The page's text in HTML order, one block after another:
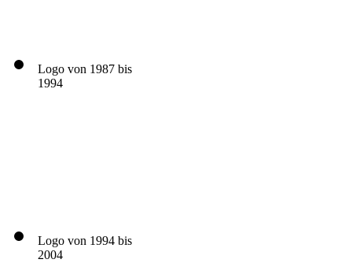
Logo von 1987 bis
1994
Logo von 1994 bis
2004